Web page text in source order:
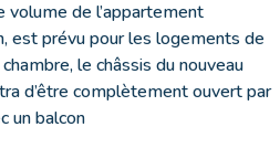
de l’appartement
est prévu pour les logements de
le châssis du nouveau
d’être complètement ouvert par
un balcon